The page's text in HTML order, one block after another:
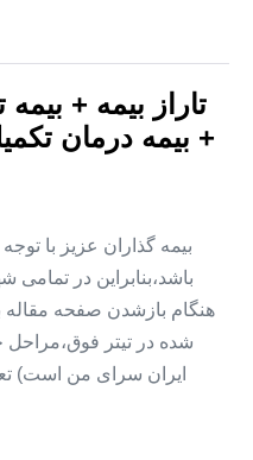
تاراز بیمه +
+ بیمه درمان
بیمه گذاران عزیز با توجه
باشد،بنابراین در تمامی
هنگام بازشدن صفحه مقاله
شده در تیتر فوق،مراحل
ایران سرای من است)